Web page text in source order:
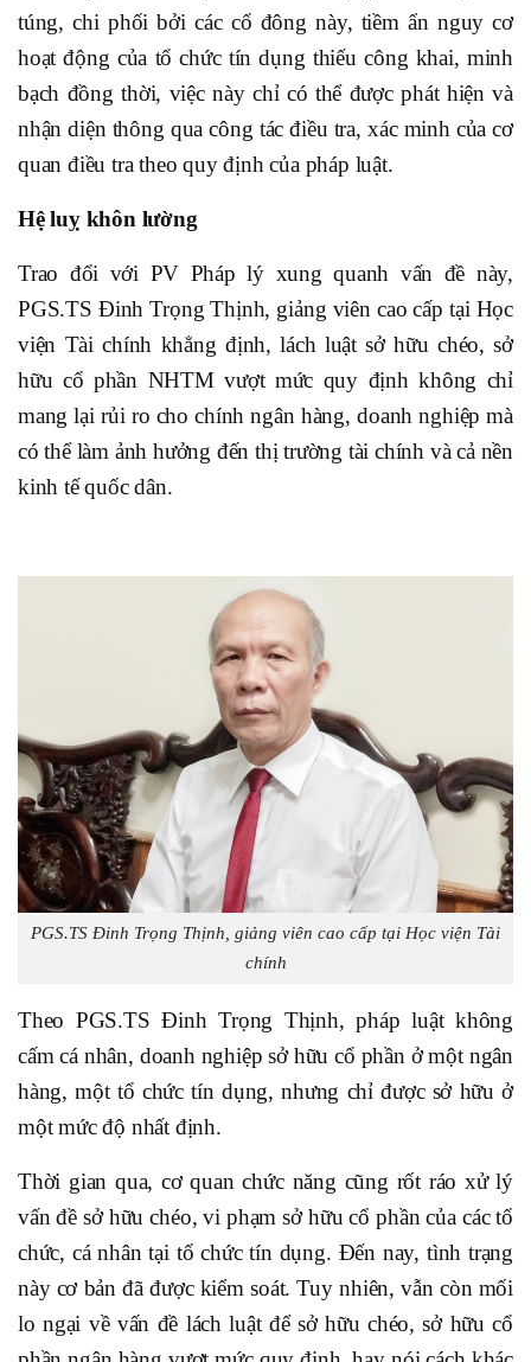
túng, chi phối bởi các cổ đông này, tiềm ẩn nguy cơ
hoạt động của tổ chức tín dụng thiếu công khai, minh
bạch đồng thời, việc này chỉ có thể được phát hiện và
nhận diện thông qua công tác điều tra, xác minh của cơ
quan điều tra theo quy định của pháp luật.
Hệ luỵ khôn lường
Trao đổi với PV Pháp lý xung quanh vấn đề này,
PGS.TS Đinh Trọng Thịnh, giảng viên cao cấp tại Học
viện Tài chính khẳng định, lách luật sở hữu chéo, sở
hữu cổ phần NHTM vượt mức quy định không chỉ
mang lại rủi ro cho chính ngân hàng, doanh nghiệp mà
có thể làm ảnh hưởng đến thị trường tài chính và cả nền
kinh tế quốc dân.
PGS.TS Đinh Trọng Thịnh, giảng viên cao cấp tại Học viện Tài
chính
Theo PGS.TS Đinh Trọng Thịnh, pháp luật không
cấm cá nhân, doanh nghiệp sở hữu cổ phần ở một ngân
hàng, một tổ chức tín dụng, nhưng chỉ được sở hữu ở
một mức độ nhất định.
Thời gian qua, cơ quan chức năng cũng rốt ráo xử lý
vấn đề sở hữu chéo, vi phạm sở hữu cổ phần của các tổ
chức, cá nhân tại tổ chức tín dụng. Đến nay, tình trạng
này cơ bản đã được kiểm soát. Tuy nhiên, vẫn còn mối
lo ngại về vấn đề lách luật để sở hữu chéo, sở hữu cổ